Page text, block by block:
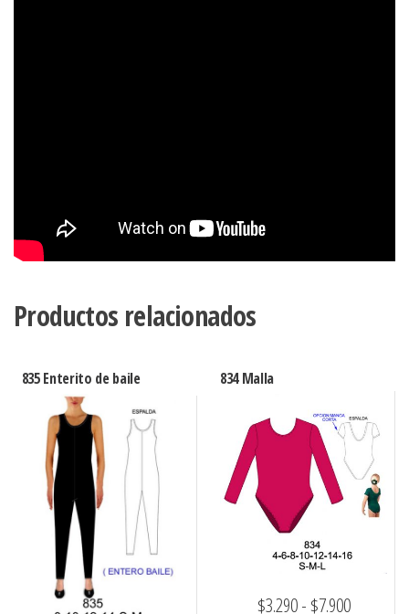
Productos relacionados
835 Enterito de baile 834 Malla
$3.290- $7.900Rango